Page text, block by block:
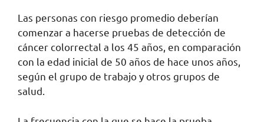
Las personas con riesgo promedio deberían
comenzar a hacerse pruebas de detección de
cáncer colorrectal a los 45 años, en comparación
con la edad inicial de 50 años de hace unos años,
según el grupo de trabajo y otros grupos de
salud.